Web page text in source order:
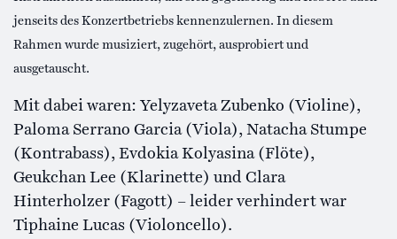
jenseits des Konzertbetriebs kennenzulernen. In diesem
Rahmen wurde musiziert, zugehört, ausprobiert und
ausgetauscht.
Mit dabei waren: Yelyzaveta Zubenko (Violine),
Paloma Serrano Garcia (Viola), Natacha Stumpe
(Kontrabass), Evdokia Kolyasina (Flöte),
Geukchan Lee (Klarinette) und Clara
Hinterholzer (Fagott) – leider verhindert war
Tiphaine Lucas (Violoncello).